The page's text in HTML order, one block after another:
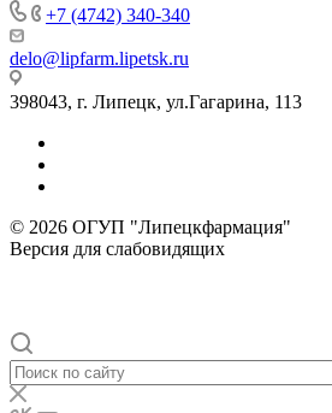
+7 (4742) 340-340
delo@lipfarm.lipetsk.ru
398043, г. Липецк, ул.Гагарина, 113
© 2026 ОГУП "Липецкфармация"
Версия для слабовидящих